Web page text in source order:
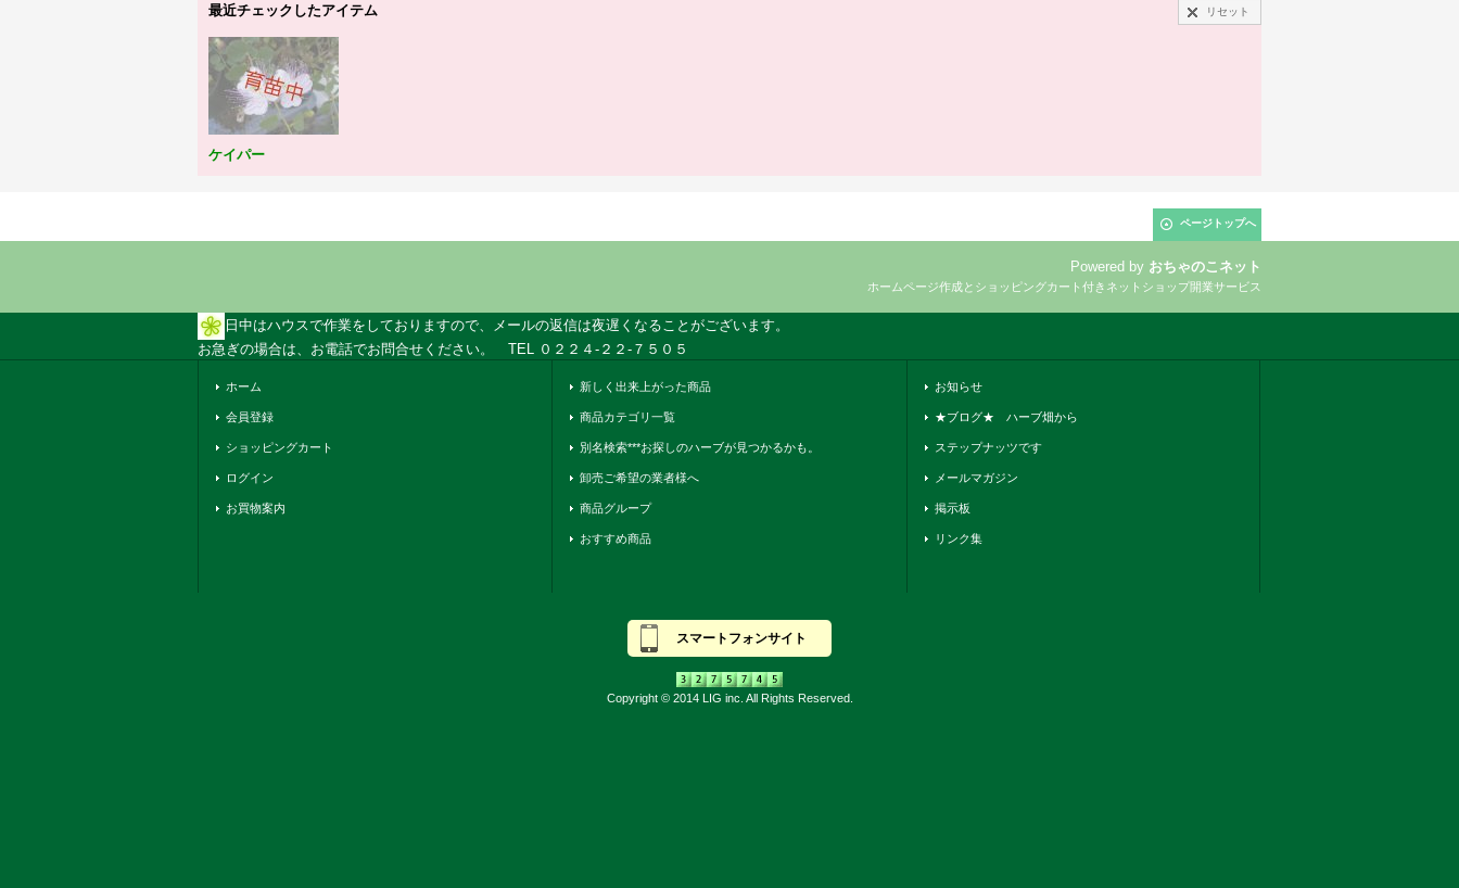
最近チェックしたアイテム リセット
ケイパー
ページトップへ
Powered by おちゃのこネット
ホームページ作成とショッピングカート付きネットショップ開業サービス
日中はハウスで作業をしておりますので、メールの返信は夜遅くなることがございます。
お急ぎの場合は、お電話でお問合せください。 TEL ０２２４-２２-７５０５
ホーム
会員登録
ショッピングカート
ログイン
お買物案内
新しく出来上がった商品
商品カテゴリ一覧
別名検索***お探しのハーブが見つかるかも。
卸売ご希望の業者様へ
商品グループ
おすすめ商品
お知らせ
★ブログ★ ハーブ畑から
ステップナッツです
メールマガジン
掲示板
リンク集
スマートフォンサイト
Copyright © 2014 LIG inc. All Rights Reserved.